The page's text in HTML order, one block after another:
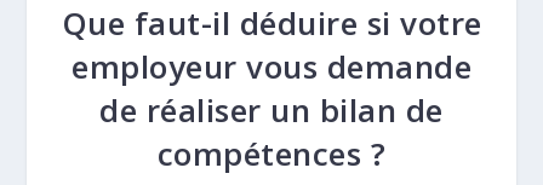
Que faut-il déduire si votre
employeur vous demande
de réaliser un bilan de
compétences ?